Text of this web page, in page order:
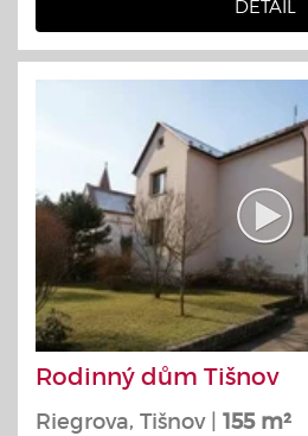
DETAIL
Rodinný dům Tišnov
Riegrova, Tišnov | 155 m²